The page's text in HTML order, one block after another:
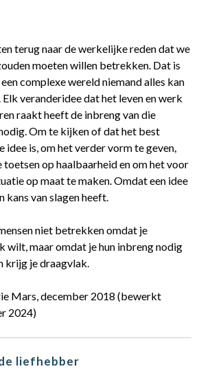
terug naar de werkelijke reden dat we
moeten willen betrekken. Dat is
complexe wereld niemand alles kan
veranderidee dat het leven en werk
raakt heeft de inbreng van die
Om te kijken of dat het best
idee is, om het verder vorm te geven,
toetsen op haalbaarheid en om het voor
op maat te maken. Omdat een idee
kans van slagen heeft.
niet betrekken omdat je
wilt, maar omdat je hun inbreng nodig
krijg je draagvlak.
Mars, december 2018 (bewerkt
2024)
liefhebber